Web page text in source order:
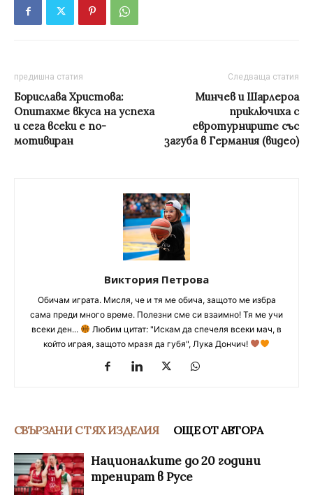
предишна статия
Борислава Христова:
Опитахме вкуса на успеха
и сега всеки е по-
мотивиран
Следваща статия
Минчев и Шарлероа
приключиха с
евротурнирите със
загуба в Германия (видео)
Виктория Петрова
Обичам играта. Мисля, че и тя ме обича, защото ме избра
сама преди много време. Полезни сме си взаимно! Тя ме учи
всеки ден...
Любим цитат: "Искам да спечеля всеки мач, в
който играя, защото мразя да губя", Лука Дончич!
СВЪРЗАНИ С ТЯХ ИЗДЕЛИЯ ОЩЕ ОТ АВТОРА
Националките до 20 години
тренират в Русе